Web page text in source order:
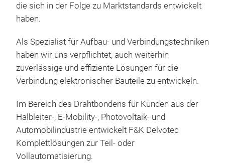
die sich in der Folge zu Marktstandards entwickelt
haben.
Als Spezialist für Aufbau- und Verbindungstechniken
haben wir uns verpflichtet, auch weiterhin
zuverlässige und effiziente Lösungen für die
Verbindung elektronischer Bauteile zu entwickeln.
Im Bereich des Drahtbondens für Kunden aus der
Halbleiter-, E-Mobility-, Photovoltaik- und
Automobilindustrie entwickelt F&K Delvotec
Komplettlösungen zur Teil- oder
Vollautomatisierung.